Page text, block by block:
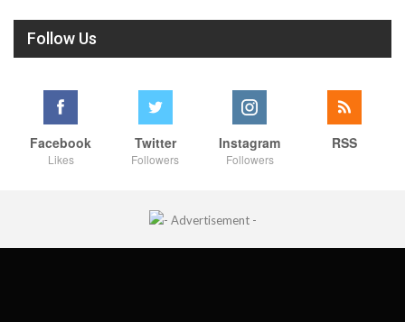
Follow Us
Facebook
Likes
Twitter
Followers
Instagram
Followers
RSS